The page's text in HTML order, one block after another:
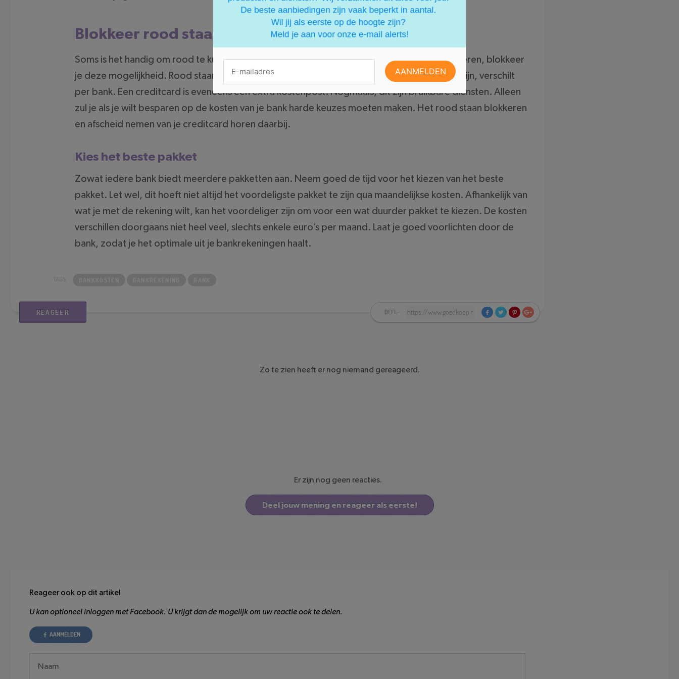
Blokkeer rood staan
Soms is het handig om rood te kunnen staan. Als je echter zo goedkoop mogelijk wilt bankieren, blokkeer
je deze mogelijkheid. Rood staan zorgt immers voor extra kosten. Hoe hoog deze kosten zijn, verschilt
per bank. Een creditcard is eveneens een extra kostenpost. Nogmaals, dit zijn bruikbare diensten. Alleen
zul je als je wilt besparen op de kosten van je bank harde keuzes moeten maken. Het rood staan blokkeren
en afscheid nemen van je creditcard horen daarbij.
Kies het beste pakket
Zowat iedere bank biedt meerdere pakketten aan. Neem goed de tijd voor het kiezen van het beste
pakket. Let wel, dit hoeft niet altijd het voordeligste pakket te zijn qua maandelijkse kosten. Afhankelijk van
wat je met de rekening wilt, kan het voordeliger zijn om voor een wat duurder pakket te kiezen. De kosten
verschillen doorgaans niet heel veel, slechts enkele euro’s per maand. Laat je goed voorlichten door de
bank, zodat je het optimale uit je bankrekeningen haalt.
REAGEER DEEL:
Zo te zien heeft er nog niemand gereageerd.
Er zijn nog geen reacties.
Deel jouw mening en reageer als eerste!
Reageer ook op dit artikel
U kan optioneel inloggen met Facebook. U krijgt dan de mogelijk om uw reactie ook te delen.
AANMELDEN